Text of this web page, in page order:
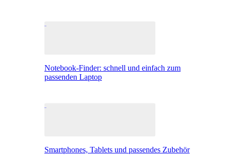
Notebook-Finder: schnell und einfach zum
passenden Laptop
Smartphones, Tablets und passendes Zubehör